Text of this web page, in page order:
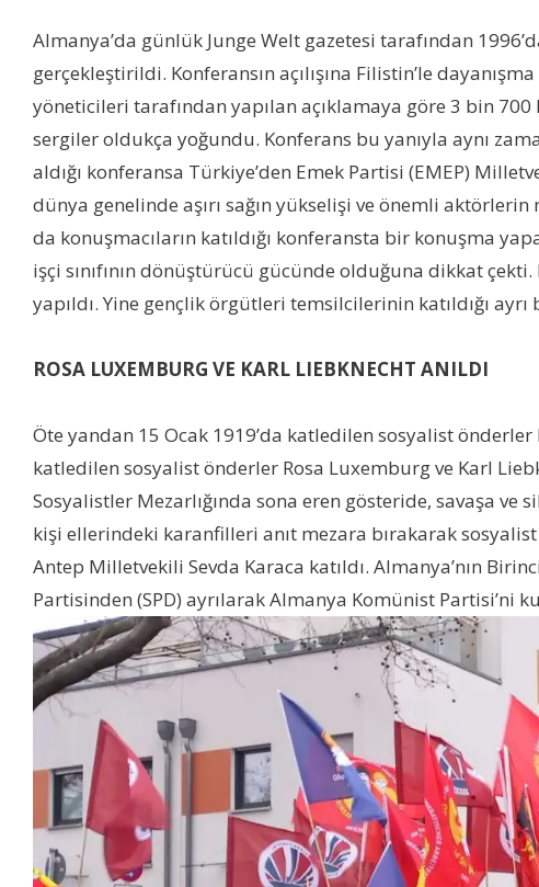
Almanya’da günlük Junge Welt gazetesi tarafından
gerçekleştirildi. Konferansın açılışına Filistin’le
yöneticileri tarafından yapılan açıklamaya göre 3 bin
sergiler oldukça yoğundu. Konferans bu yanıyla aynı
aldığı konferansa Türkiye’den Emek Partisi (EMEP)
dünya genelinde aşırı sağın yükselişi ve önemli
da konuşmacıların katıldığı konferansta bir konuşma
işçi sınıfının dönüştürücü gücünde olduğuna dikkat
yapıldı. Yine gençlik örgütleri temsilcilerinin katıldığı ayrı
ROSA LUXEMBURG VE KARL LIEBKNECHT ANILDI
Öte yandan 15 Ocak 1919’da katledilen sosyalist
katledilen sosyalist önderler Rosa Luxemburg ve Karl
Sosyalistler Mezarlığında sona eren gösteride, savaşa ve
kişi ellerindeki karanfilleri anıt mezara bırakarak
Antep Milletvekili Sevda Karaca katıldı. Almanya’nın
Partisinden (SPD) ayrılarak Almanya Komünist Partisi’ni